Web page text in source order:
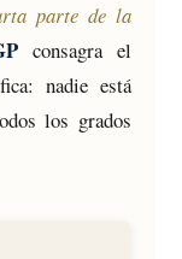
parte de la
consagra el
nadie está
los grados